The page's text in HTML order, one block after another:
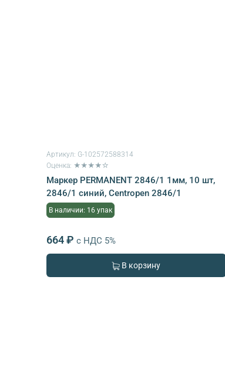
Артикул: G-102572588314
Оценка: ★★★★☆
Маркер PERMANENT 2846/1 1мм, 10 шт,
2846/1 синий, Centropen 2846/1
В наличии: 16 упак
664 ₽ с НДС 5%
В корзину